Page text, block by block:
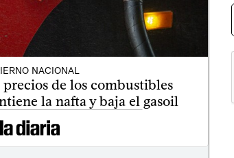
NACIONAL
de los combustibles
la nafta y baja el gasoil